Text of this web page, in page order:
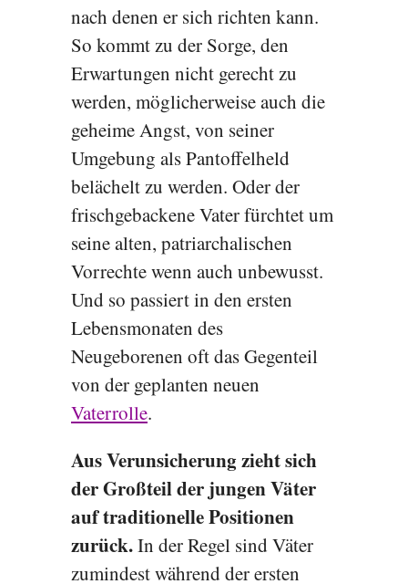
nach denen er sich richten kann.
So kommt zu der Sorge, den
Erwartungen nicht gerecht zu
werden, möglicherweise auch die
geheime Angst, von seiner
Umgebung als Pantoffelheld
belächelt zu werden. Oder der
frischgebackene Vater fürchtet um
seine alten, patriarchalischen
Vorrechte wenn auch unbewusst.
Und so passiert in den ersten
Lebensmonaten des
Neugeborenen oft das Gegenteil
von der geplanten neuen
Vaterrolle.
Aus Verunsicherung zieht sich
der Großteil der jungen Väter
auf traditionelle Positionen
zurück.In der Regel sind Väter
zumindest während der ersten